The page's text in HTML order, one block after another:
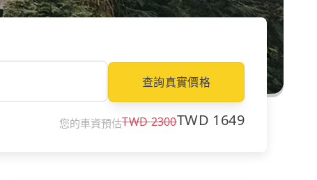
查詢真實價格
您的車資預估TWD2300TWD 1649